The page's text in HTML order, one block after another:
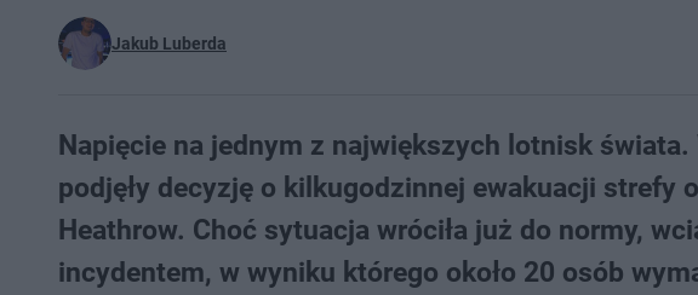
Jakub Luberda
Napięcie na jednym z największych lotnisk świata.
podjęły decyzję o kilkugodzinnej ewakuacji strefy
Heathrow. Choć sytuacja wróciła już do normy,
incydentem, w wyniku którego około 20 osób